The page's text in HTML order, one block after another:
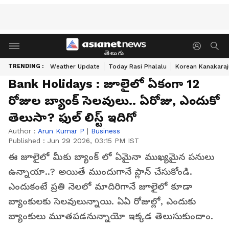
తెలుగు
TRENDING : Weather Update Today Rasi Phalalu Korean
Bank Holidays : జూలైలో ఏకంగా 12
రోజుల బ్యాంక్ సెలవులు.. ఏరోజు, ఎందుకో
తెలుసా? ఫుల్ లిస్ట్ ఇదిగో
Author : Arun Kumar P | Business
Published : Jun 29 2026, 03:15 PM IST
ఈ జూలైలో మీకు బ్యాంక్ లో ఏమైనా ముఖ్యమైన పనులు
ఉన్నాయా..? అయితే ముందుగానే ప్లాన్ చేసుకోండి.
ఎందుకంటే ప్రతి నెలలో మాదిరిగానే జూలైలో కూడా
బ్యాంకులకు సెలవులున్నాయి. ఏఏ రోజుల్లో, ఎందుకు
బ్యాంకులు మూతపడనున్నాయో ఇక్కడ తెలుసుకుందాం.